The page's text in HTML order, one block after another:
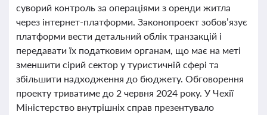
суворий контроль за операціями з оренди житла
через інтернет-платформи. Законопроект зобов’язує
платформи вести детальний облік транзакцій і
передавати їх податковим органам, що має на меті
зменшити сірий сектор у туристичній сфері та
збільшити надходження до бюджету. Обговорення
проекту триватиме до 2 червня 2024 року. У Чехії
Міністерство внутрішніх справ презентувало